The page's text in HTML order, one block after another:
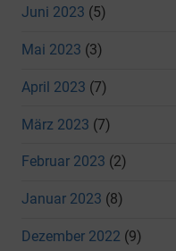
Juni 2023 (5)
Mai 2023 (3)
April 2023 (7)
März 2023 (7)
Februar 2023 (2)
Januar 2023 (8)
Dezember 2022 (9)